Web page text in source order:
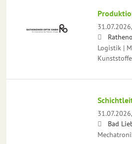
31.07.2026,
Logistik |
Kunststoffe
31.07.2026,
Bad